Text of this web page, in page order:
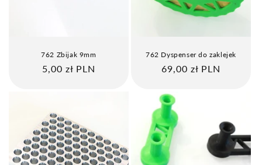
762 Zbijak 9mm
Cena
5,00 zł PLN
762 Dyspenser do zaklejek
Cena
69,00 zł PLN